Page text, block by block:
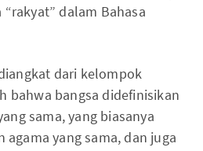
dalam Bahasa
dari kelompok
bahwa bangsa didefinisikan
sama, yang biasanya
agama yang sama, dan juga